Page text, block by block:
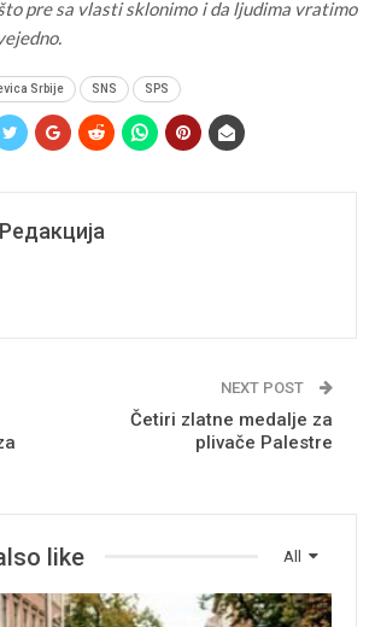
pre sa vlasti sklonimo i da ljudima vratimo
Srbije SNS SPS
Редакција
NEXT POST
Četiri zlatne medalje za
plivače Palestre
All
like